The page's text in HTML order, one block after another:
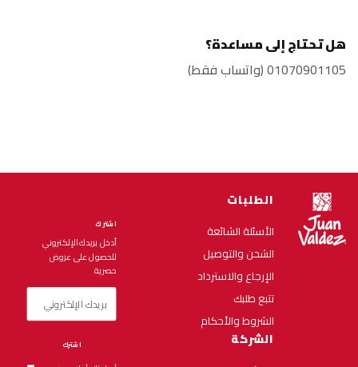
هل تحتاج إلى مساعدة؟
01070901105 (واتساب فقط)
الطلبات
الأسئلة الشائعة
الشحن والتوصيل
الإرجاع والاسترداد
تتبع طلبك
الشروط والأحكام
الشركة
اشترك
أدخل بريدك الإلكتروني
للحصول على عروض
حصرية
اشترك